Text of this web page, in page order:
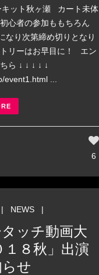
キット秋ヶ瀬 カート未体
心者の参加ももちろん
なり次第締め切りとなり
トリーはお早目に！ エン
ら ↓ ↓ ↓ ↓ ↓
event1.html ...
6
NEWS |
タッチ動画大
１８秋」出演
せ